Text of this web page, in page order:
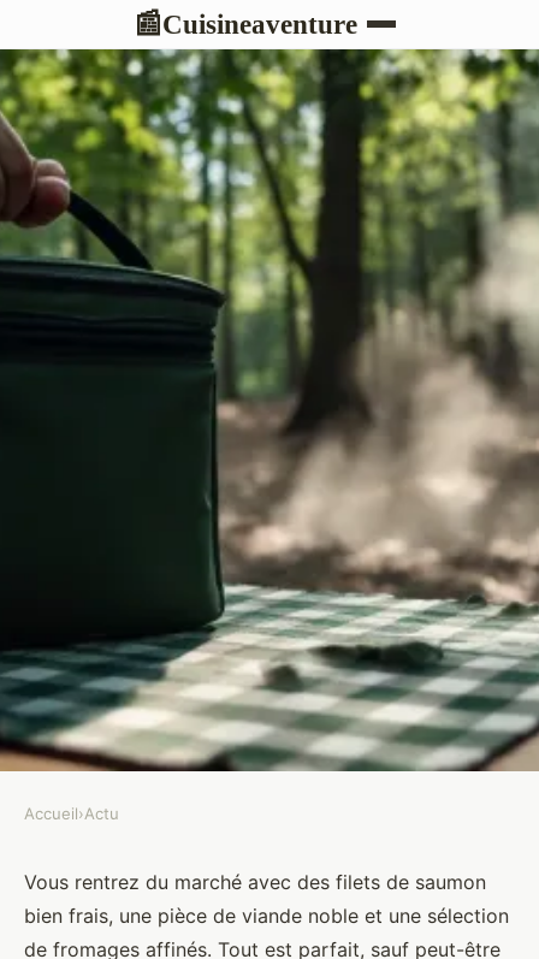
📰Cuisineaventure
Top astuces pour maximiser la
conservation avec un sac
Accueil›Actu
Vous rentrez du marché avec des filets de saumon
bien frais, une pièce de viande noble et une sélection
de fromages affinés. Tout est parfait, sauf peut-être